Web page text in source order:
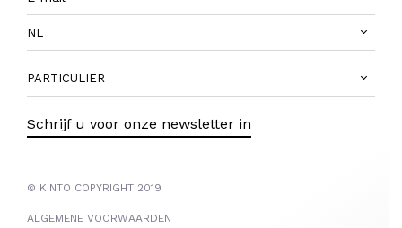
NL
PARTICULIER
Schrijf u voor onze newsletter in
© KINTO COPYRIGHT 2019
ALGEMENE VOORWAARDEN